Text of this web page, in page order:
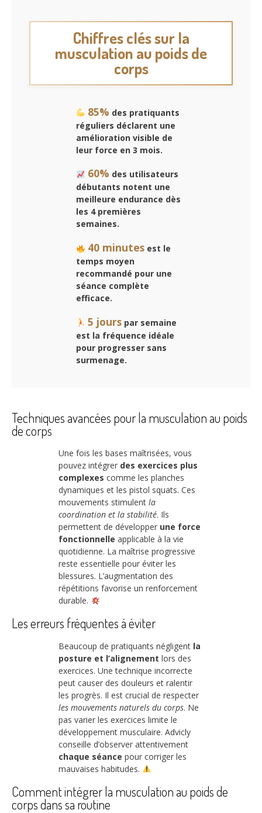
Chiffres clés sur la
musculation au poids de
corps
85% des pratiquants
réguliers déclarent une
amélioration visible de
leur force en 3 mois.
60% des utilisateurs
débutants notent une
meilleure endurance dès
les 4 premières
semaines.
40 minutesest le
temps moyen
recommandé pour une
séance complète
efficace.
5 jourspar semaine
est la fréquence idéale
pour progresser sans
surmenage.
Techniques avancées pour la musculation au poids
de corps
Une fois les bases maîtrisées, vous
pouvez intégrer des exercices plus
complexes comme les planches
dynamiques et les pistol squats. Ces
mouvements stimulent la
coordination et la stabilité. Ils
permettent de développer une force
fonctionnelle applicable à la vie
quotidienne. La maîtrise progressive
reste essentielle pour éviter les
blessures. L’augmentation des
répétitions favorise un renforcement
durable.
Les erreurs fréquentes à éviter
Beaucoup de pratiquants négligent la
posture et l’alignement lors des
exercices. Une technique incorrecte
peut causer des douleurs et ralentir
les progrès. Il est crucial de respecter
les mouvements naturels du corps. Ne
pas varier les exercices limite le
développement musculaire. Advicly
conseille d’observer attentivement
chaque séance pour corriger les
mauvaises habitudes.
Comment intégrer la musculation au poids de
corps dans sa routine